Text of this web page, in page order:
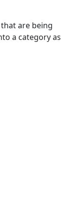
are being
a category as